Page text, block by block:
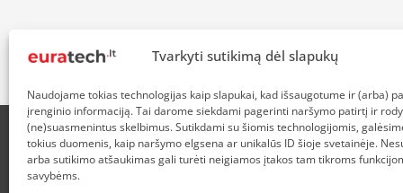
Tvarkyti sutikimą dėl slapukų
Naudojame tokias technologijas kaip slapukai, kad išsaugotume ir (arba)
įrenginio informaciją. Tai darome siekdami pagerinti naršymo patirtį ir
(ne)suasmenintus skelbimus. Sutikdami su šiomis technologijomis,
tokius duomenis, kaip naršymo elgsena ar unikalūs ID šioje svetainėje.
arba sutikimo atšaukimas gali turėti neigiamos įtakos tam tikroms
savybėms.
APIE MUS NUOLAIDOS HEROJAMS PRISTATYMAS